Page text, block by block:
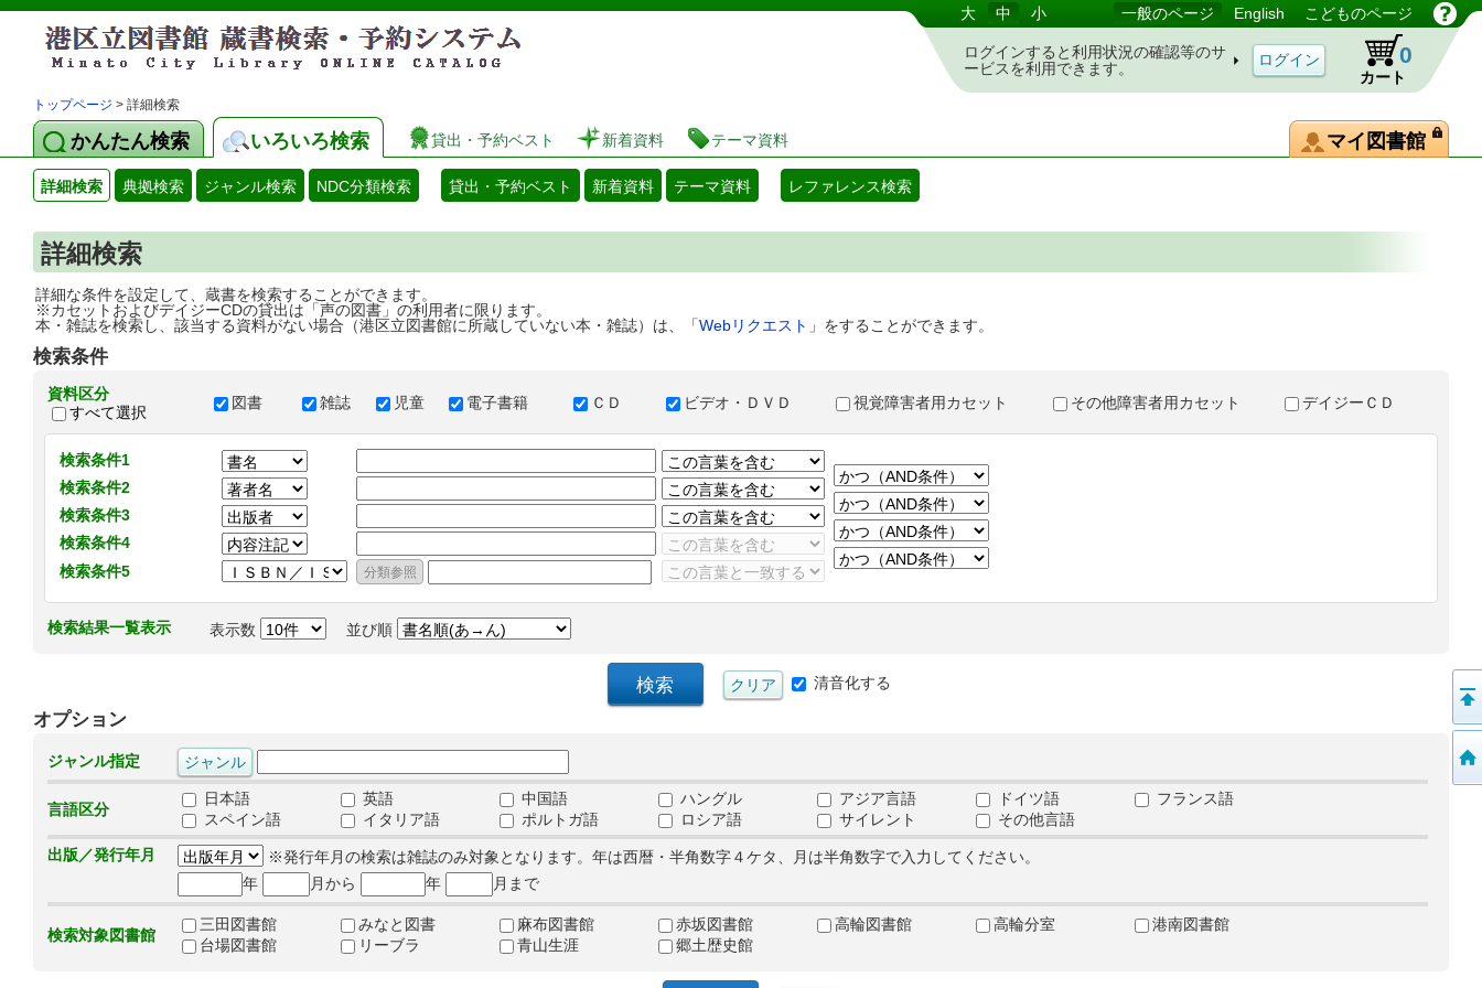
港区立図書館 蔵書検索・予約システム 大 中 小 一般のページ English こどものページ
ログインすると利用状況の確認等のサ
ービスを利用できます。
カート
0
トップページ > 詳細検索
かんたん検索 いろいろ検索 貸出・予約ベスト 新着資料 テーマ資料 マイ図書館
詳細検索 典拠検索 ジャンル検索 NDC分類検索 貸出・予約ベスト 新着資料 テーマ資料 レファレンス検索
詳細検索
詳細な条件を設定して、蔵書を検索することができます。
※カセットおよびデイジーCDの貸出は「声の図書」の利用者に限ります。
本・雑誌を検索し、該当する資料がない場合（港区立図書館に所蔵していない本・雑誌）は、「Webリクエスト 」をすることができます。
検索条件
資料区分
すべて選択
図書 雑誌 児童 電子書籍 ＣＤ ビデオ・ＤＶＤ 視覚障害者用カセット その他障害者用カセット デイジーＣＤ
検索条件1
検索条件2
検索条件3
検索条件4
検索条件5
検索結果一覧表示 表示数 並び順
清音化する
オプション
ジャンル指定
言語区分
日本語 英語 中国語 ハングル アジア言語 ドイツ語
フランス語
スペイン語
イタリア語 ポルトガ語 ロシア語 サイレント
その他言語
出版／発行年月
※発行年月の検索は雑誌のみ対象となります。年は西暦・半角数字４ケタ、月は半角数字で入力してください。
年
月から 年 月まで
検索対象図書館
三田図書館 みなと図書 麻布図書館 赤坂図書館 高輪図書館 高輪分室
港南図書館
台場図書館
リーブラ 青山生涯 郷土歴史館